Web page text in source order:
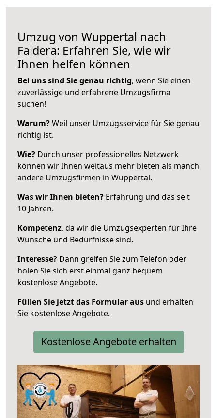
Umzug von Wuppertal nach
Faldera: Erfahren Sie, wie wir
Ihnen helfen können
Bei uns sind Sie genau richtig, wenn Sie einen
zuverlässige und erfahrene Umzugsfirma
suchen!
Warum?Weil unser Umzugsservice für Sie genau
richtig ist.
Wie? Durch unser professionelles Netzwerk
können wir Ihnen weitaus mehr bieten als manch
andere Umzugsfirmen in Wuppertal.
Was wir Ihnen bieten? Erfahrung und das seit
10 Jahren.
Kompetenz, da wir die Umzugsexperten für Ihre
Wünsche und Bedürfnisse sind.
Interesse? Dann greifen Sie zum Telefon oder
holen Sie sich erst einmal ganz bequem
kostenlose Angebote.
Füllen Sie jetzt das Formular aus und erhalten
Sie kostenlose Angebote.
Kostenlose Angebote erhalten